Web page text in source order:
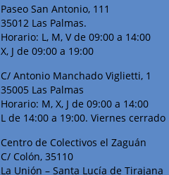
Paseo San Antonio, 111
35012 Las Palmas.
Horario: L, M, V de 09:00 a 14:00
X, J de 09:00 a 19:00
C/ Antonio Manchado Viglietti, 1
35005 Las Palmas
Horario: M, X, J de 09:00 a 14:00
L de 14:00 a 19:00. Viernes cerrado
Centro de Colectivos el Zaguán
C/ Colón, 35110
La Unión – Santa Lucía de Tirajana